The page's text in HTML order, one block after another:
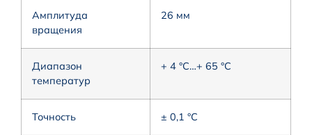
Амплитуда
вращения
26 мм
Диапазон
температур
+ 4 °С…+ 65 °С
Точность ± 0,1 °С